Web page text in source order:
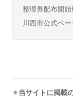
整理券配布開
川西市公式ペー
✳︎当サイトに掲載